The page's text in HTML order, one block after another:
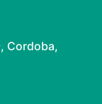
Cordoba,